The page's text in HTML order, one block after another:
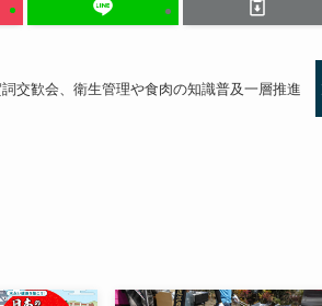
交歓会、衛生管理や食肉の知識普及一層推進